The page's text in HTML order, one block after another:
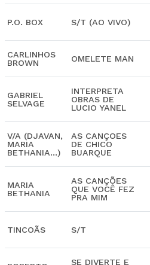
P.O. BOX S/T (AO VIVO)
CARLINHOS
BROWN
OMELETE MAN
GABRIEL
SELVAGE
INTERPRETA
OBRAS DE
LUCIO YANEL
V/A (DJAVAN,
MARIA
BETHANIA...)
AS CANÇOES
DE CHICO
BUARQUE
MARIA
BETHANIA
AS CANÇÕES
QUE VOCÊ FEZ
PRA MIM
TINCOÃS S/T
SE DIVERTE E